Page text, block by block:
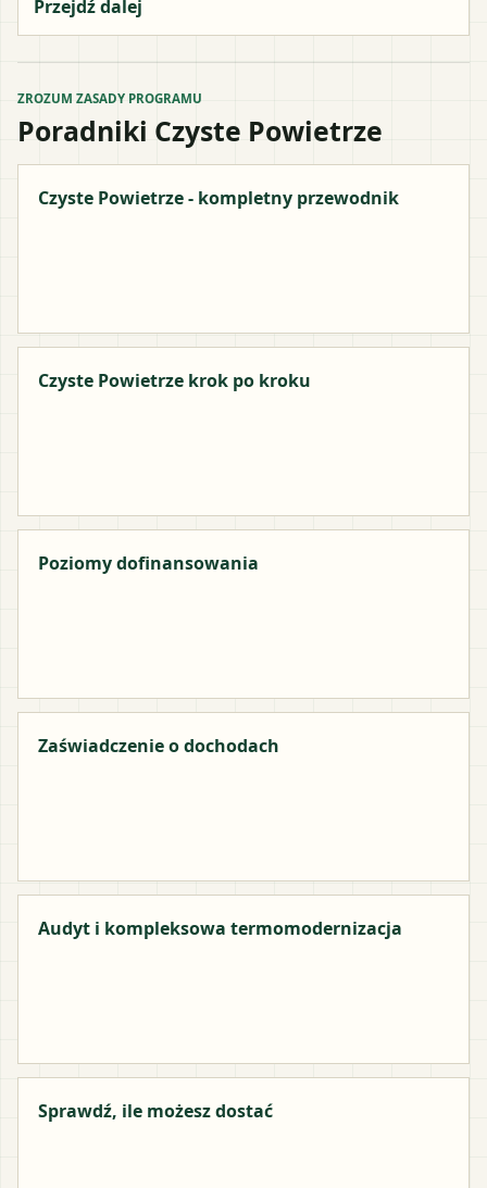
Przejdź dalej
ZROZUM ZASADY PROGRAMU
Poradniki Czyste Powietrze
Czyste Powietrze - kompletny przewodnik
Czyste Powietrze krok po kroku
Poziomy dofinansowania
Zaświadczenie o dochodach
Audyt i kompleksowa termomodernizacja
Sprawdź, ile możesz dostać